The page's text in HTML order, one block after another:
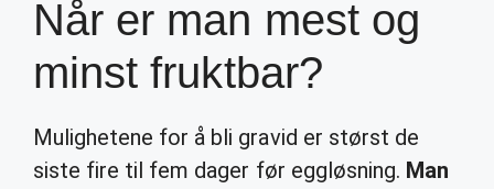
Når er man mest og
minst fruktbar?
Mulighetene for å bli gravid er størst de
siste fire til fem dager før eggløsning. Man